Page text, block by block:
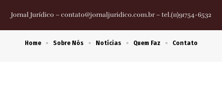
Jornal Jurídico –contato@jornaljuridico.com.br– tel.(11)91754-6532
Home Sobre Nós Notícias Quem Faz Contato